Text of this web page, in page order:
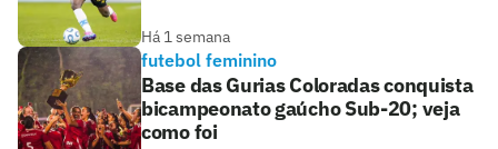
Há 1 semana
futebol feminino
Base das Gurias Coloradas conquista
bicampeonato gaúcho Sub-20; veja
como foi